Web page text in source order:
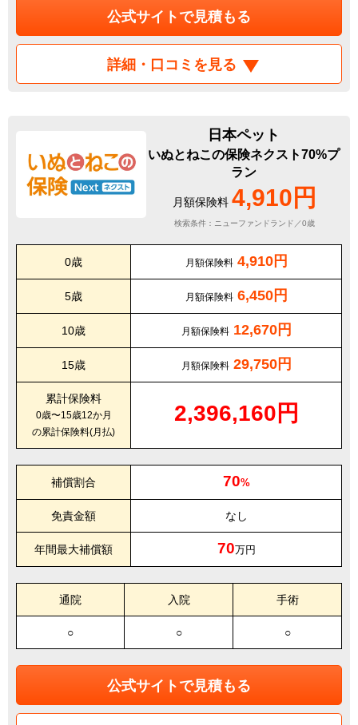
公式サイトで見積もる
詳細・口コミを見る
日本ペット
いぬとねこの保険ネクスト70%プ
ラン
月額保険料 4,910円
検索条件：ニューファンドランド／0歳
0歳 月額保険料 4,910円
5歳 月額保険料 6,450円
10歳 月額保険料 12,670円
15歳 月額保険料 29,750円
累計保険料
0歳〜15歳12か月
の累計保険料(月払)
2,396,160円
補償割合 70%
免責金額 なし
年間最大補償額 70万円
通院 入院 手術
○ ○ ○
公式サイトで見積もる